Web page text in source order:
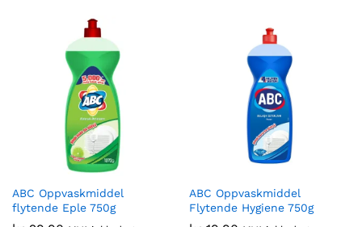
ABC Oppvaskmiddel
flytende Eple 750g
ABC Oppvaskmiddel
Flytende Hygiene 750g